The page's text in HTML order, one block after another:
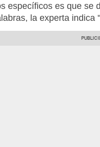
específicos es que se
la experta indica "